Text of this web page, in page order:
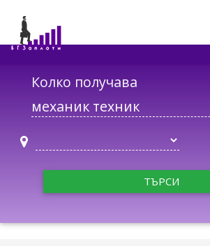
Колко получава
ТЪРСИ